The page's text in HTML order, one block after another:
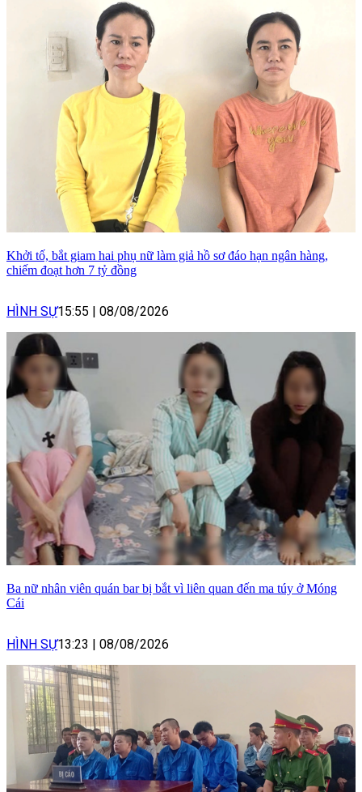
Khởi tố, bắt giam hai phụ nữ làm giả hồ sơ đáo hạn ngân hàng,
chiếm đoạt hơn 7 tỷ đồng
HÌNH SỰ15:55 08/08/2026
Ba nữ nhân viên quán bar bị bắt vì liên quan đến ma túy ở Móng
Cái
HÌNH SỰ13:23 08/08/2026